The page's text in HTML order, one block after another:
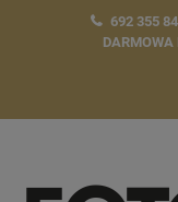
692 355
DARMOWA